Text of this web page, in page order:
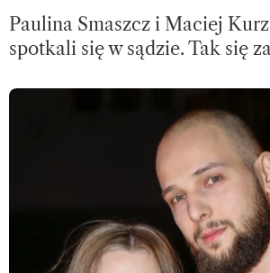
Paulina Smaszcz i Maciej
spotkali się w sądzie. Tak się